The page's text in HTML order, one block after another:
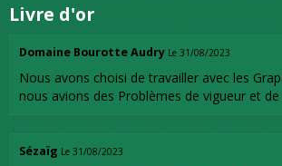
Livre d'or
Domaine Bourotte Audry Le 31/08/2023
Nous avons choisi de travailler avec les
nous avions des Problèmes de vigueur et de
Sézaïg Le 31/08/2023